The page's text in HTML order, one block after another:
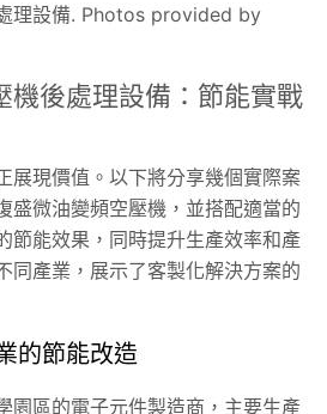
理設備. Photos provided by
機後處理設備：節能實戰
展現價值。以下將分享幾個實際案
盛微油變頻空壓機，並搭配適當的
節能效果，同時提升生產效率和產
同產業，展示了客製化解決方案的
的節能改造
園區的電子元件製造商，主要生產